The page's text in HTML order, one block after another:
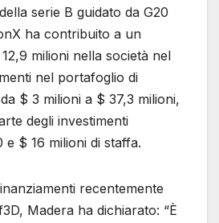
serie B guidato da G20
ha contribuito a un
milioni nella società nel
nel portafoglio di
$ 3 milioni a $ 37,3 milioni,
degli investimenti
$ 16 milioni di staffa.
recentemente
Madera ha dichiarato: “È